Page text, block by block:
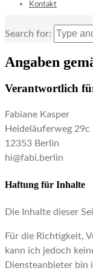
Kontakt
Search for:
Angaben
Verantwortlich
Fabiane Kasper
Heideläuferweg 29c
12353 Berlin
hi@fabi.berlin
Haftung für Inhalte
Die Inhalte dieser
Für die Richtigkeit,
kann ich jedoch
Diensteanbieter bin